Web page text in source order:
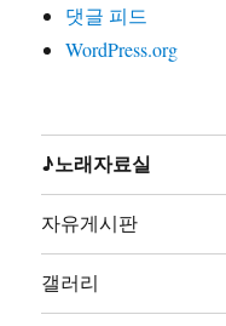
호철,노래 지민주,2013)
27. 농민가(곡편 김호
31. 동지(글곡 박철환,
2006)
32. 동지가있기에(글
33. 동지의발자욱(글
댓글 피드
WordPress.org
♪노래자료실
자유게시판
갤러리